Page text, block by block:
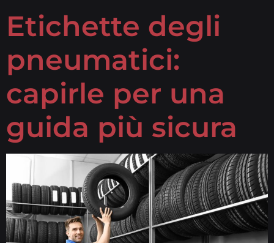
Etichette degli
pneumatici:
capirle per una
guida più sicura